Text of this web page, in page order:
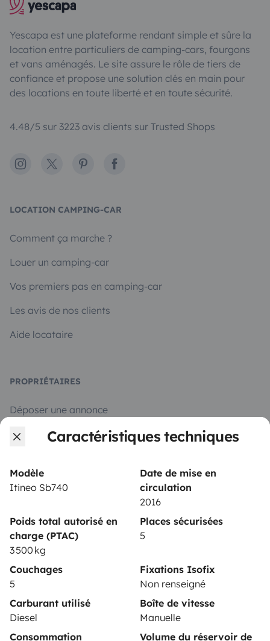
Caractéristiques techniques
Modèle
Itineo Sb740
Date de mise en
circulation
2016
Poids total autorisé en
charge (PTAC)
3 500 kg
Places sécurisées
5
Couchages
5
Fixations Isofix
Non renseigné
Carburant utilisé
Diesel
Boîte de vitesse
Manuelle
Consommation
Volume du réservoir de
Yescapa est une plateforme rendant simple et sûre la
location entre particuliers de camping-cars, fourgons
et vans aménagés. Le site assure le rôle de tiers de
confiance et propose une solution clés en main pour
des locations en toute liberté et en toute sécurité.
4.48/5 sur 3223 avis clients sur Trusted Shops
Instagram
X PinterestFacebook
LOCATION CAMPING-CAR
Comment ça marche ?
Louer un camping-car
Vos premiers pas en camping-car
Les avis de nos clients
Aide locataire
PROPRIÉTAIRES
Déposer une annonce
Contrat de location
Assistances location
Moyens de paiement sécurisés
Paiement en plusieurs fois